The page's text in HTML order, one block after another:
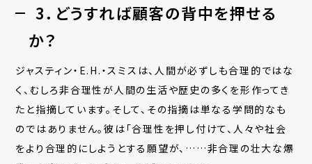
3．どうすれば顧客の背中を押せる
か？
ジャスティン・ E.H. ・スミスは、人間が必ずしも合理的ではな
く、むしろ非合理性が人間の生活や歴史の多くを形作ってき
たと指摘しています。そして、その指摘は単なる学問的なも
のではありません。彼は「合理性を押し付けて、人々や社会
をより合理的にしようとする願望が、 ……非合理の壮大な爆